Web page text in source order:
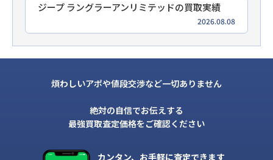
ジープ ラングラーアンリミテッドの買取実績
2026.08.08
煩わしいアポや値段交渉など一切ありません
絶対の自信でお伝えする
最強買取査定価格をご確認ください
カンタン、お手軽に査定できます